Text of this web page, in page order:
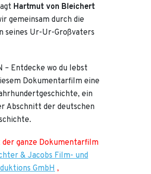
Hartmut von Bleichert
gemeinsam durch die
seines Ur-Ur-Großvaters
– Entdecke wo du lebst
Dokumentarfilm eine
ein
Abschnitt der deutschen
der ganze Dokumentarfilm
& Jacobs Film- und
GmbH ,